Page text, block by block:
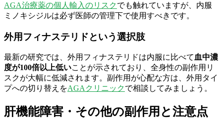
AGA治療薬の個人輸入のリスクでも触れていますが、内服
ミノキシジルは必ず医師の管理下で使用すべきです。
外用フィナステリドという選択肢
最新の研究では、外用フィナステリドは内服に比べて 血中濃
度が100倍以上低いことが示されており、全身性の副作用リ
スクが大幅に低減されます。副作用が心配な方は、外用タイ
プへの切り替えをAGAクリニックで相談してみましょう。
肝機能障害・その他の副作用と注意点